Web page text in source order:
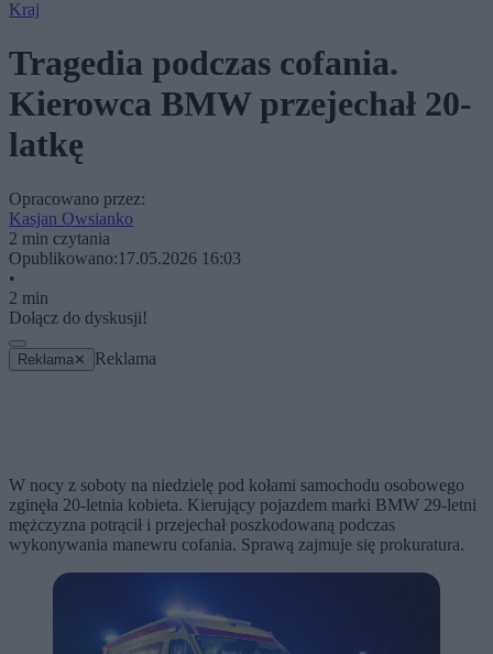
Kraj
Tragedia podczas cofania.
Kierowca BMW przejechał 20-
latkę
Opracowano przez:
Kasjan Owsianko
2 min czytania
Opublikowano:17.05.2026 16:03
•
2 min
Dołącz do dyskusji!
Reklama ✕ Reklama
W nocy z soboty na niedzielę pod kołami samochodu osobowego
zginęła 20-letnia kobieta. Kierujący pojazdem marki BMW 29-letni
mężczyzna potrącił i przejechał poszkodowaną podczas
wykonywania manewru cofania. Sprawą zajmuje się prokuratura.